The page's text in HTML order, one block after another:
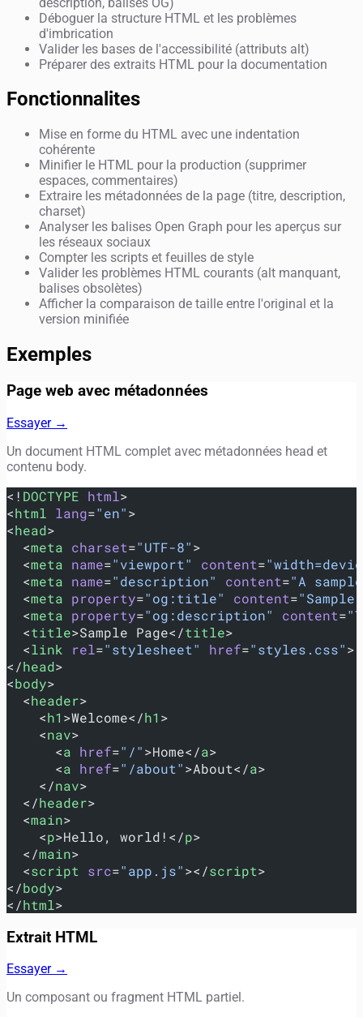
Déboguer la structure HTML et les problèmes
d'imbrication
Valider les bases de l'accessibilité (attributs alt)
Préparer des extraits HTML pour la documentation
Fonctionnalites
Mise en forme du HTML avec une indentation
cohérente
Minifier le HTML pour la production (supprimer
espaces, commentaires)
Extraire les métadonnées de la page (titre, description,
charset)
Analyser les balises Open Graph pour les aperçus sur
les réseaux sociaux
Compter les scripts et feuilles de style
Valider les problèmes HTML courants (alt manquant,
balises obsolètes)
Afficher la comparaison de taille entre l'original et la
version minifiée
Exemples
Page web avec métadonnées
Essayer →
Un document HTML complet avec métadonnées head et
contenu body.
<! DOCTYPE html>
<html lang="en">
<head>
  <
meta charset="UTF-8">
  <
meta name="viewport" content=
  <
meta name="description" content="A
  <
meta property="og:title" content="Sample
  <
meta property="og:description" content=
  <
title>Sample Page</title>
  <
link rel="stylesheet" href="styles.css">
</head>
<body>
  <
header>
    <
h1 >Welcome</h1 >
    <
nav>
      <
a href="/">Home</a>
      <
a href="/about">About</a>
    </
nav>
  </
header>
  <
main>
    <
p>Hello, world!</p>
  </
main>
  <
script src="app.js"></script>
</body>
</html>
Extrait HTML
Essayer →
Un composant ou fragment HTML partiel.